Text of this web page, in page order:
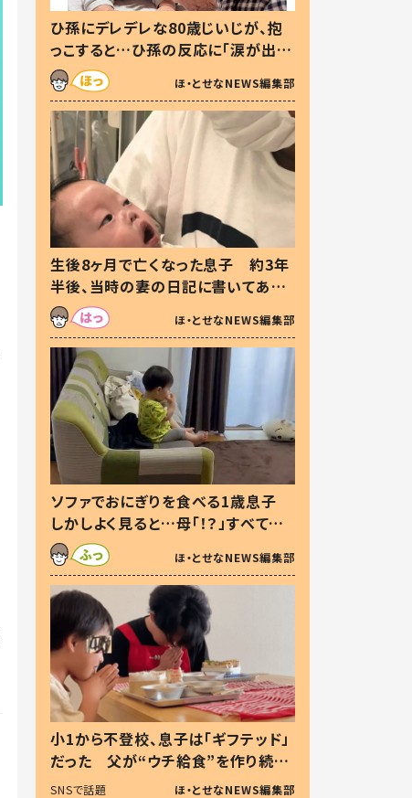
ひ孫にデレデレな80歳じいじが、抱
っこすると…ひ孫の反応に「涙が出ま
した」「可愛くて仕方ない」
ほ・とせなNEWS編集部
生後8ヶ月で亡くなった息子 約3年
半後、当時の妻の日記に書いてあっ
た本音とは
ほ・とせなNEWS編集部
ソファでおにぎりを食べる1歳息子
しかしよく見ると…母「！？」すべてを
察した母の投稿に「可愛いから許
す！」「現行犯〜」
ほ・とせなNEWS編集部
小1から不登校、息子は「ギフテッド」
だった 父が“ウチ給食”を作り続け
る理由とは #令和の親 #令和の子
SNSで話題 ほ・とせなNEWS編集部